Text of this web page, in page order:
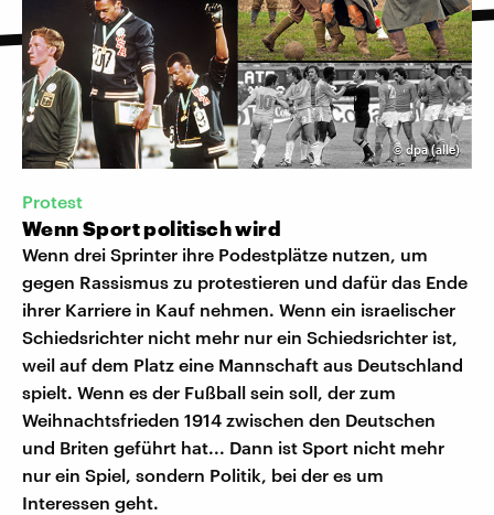
© dpa (alle)
Protest
Wenn Sport politisch wird
Wenn drei Sprinter ihre Podestplätze nutzen, um
gegen Rassismus zu protestieren und dafür das Ende
ihrer Karriere in Kauf nehmen. Wenn ein israelischer
Schiedsrichter nicht mehr nur ein Schiedsrichter ist,
weil auf dem Platz eine Mannschaft aus Deutschland
spielt. Wenn es der Fußball sein soll, der zum
Weihnachtsfrieden 1914 zwischen den Deutschen
und Briten geführt hat... Dann ist Sport nicht mehr
nur ein Spiel, sondern Politik, bei der es um
Interessen geht.